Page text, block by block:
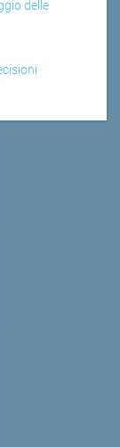
delle